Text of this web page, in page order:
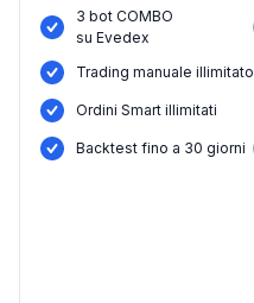
3 bot COMBO
su Evedex
Trading manuale illimitato
Ordini Smart illimitati
Вacktest fino a 30 giorni